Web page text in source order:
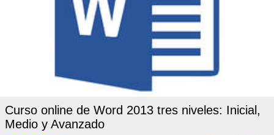
Curso online de Word 2013 tres niveles: Inicial,
Medio y Avanzado